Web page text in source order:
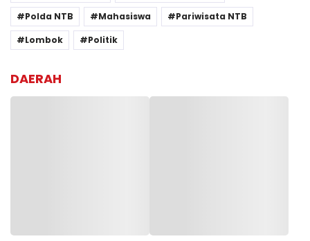
Polda NTB
Mahasiswa
Pariwisata NTB
Lombok
Politik
DAERAH